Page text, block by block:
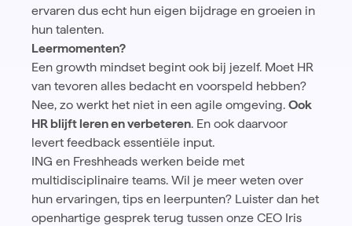
ervaren dus echt hun eigen bijdrage en groeien in
hun talenten.
Leermomenten?
Een growth mindset begint ook bij jezelf. Moet HR
van tevoren alles bedacht en voorspeld hebben?
Nee, zo werkt het niet in een agile omgeving. Ook
HR blijft leren en verbeteren. En ook daarvoor
levert feedback essentiële input.
ING en Freshheads werken beide met
multidisciplinaire teams. Wil je meer weten over
hun ervaringen, tips en leerpunten? Luister dan het
openhartige gesprek terug tussen onze CEO Iris